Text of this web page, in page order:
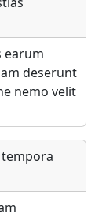
earum
deserunt
nemo velit